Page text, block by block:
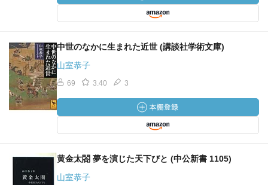
中世のなかに生まれた近世 (講談社学術文庫)
山室恭子
69 3.40 3
黄金太閤 夢を演じた天下びと (中公新書 1105)
山室恭子